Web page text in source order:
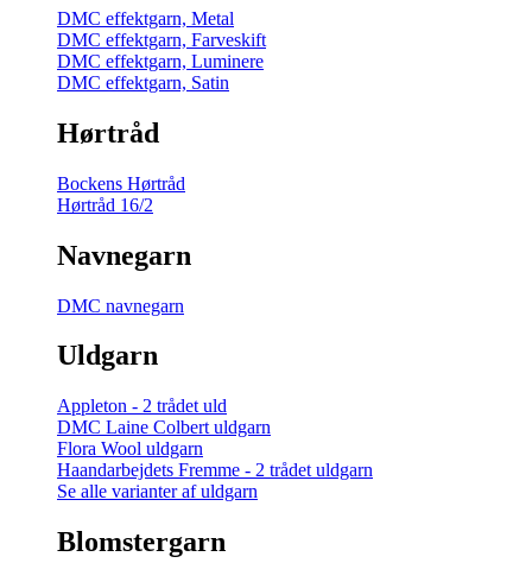
DMC effektgarn, Metal
DMC effektgarn, Farveskift
DMC effektgarn, Luminere
DMC effektgarn, Satin
Hørtråd
Bockens Hørtråd
Hørtråd 16/2
Navnegarn
DMC navnegarn
Uldgarn
Appleton - 2 trådet uld
DMC Laine Colbert uldgarn
Flora Wool uldgarn
Haandarbejdets Fremme - 2 trådet uldgarn
Se alle varianter af uldgarn
Blomstergarn